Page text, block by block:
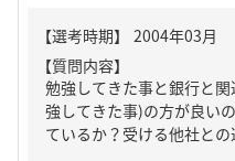
【質問内容】
勉強してきた事と銀行と
強してきた事)の方が良い
ているか？受ける他社と